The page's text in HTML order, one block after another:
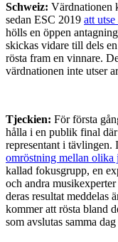
Schweiz: Värdnationen
sedan ESC 2019 att
hölls en öppen antagning
skickas vidare till dels
rösta fram en vinnare.
värdnationen inte utser
Tjeckien: För första
hålla i en publik final
representant i tävlingen.
omröstning mellan olika
kallad fokusgrupp, en
och andra
deras resultat meddelas
kommer att rösta bland
som avslutas samma